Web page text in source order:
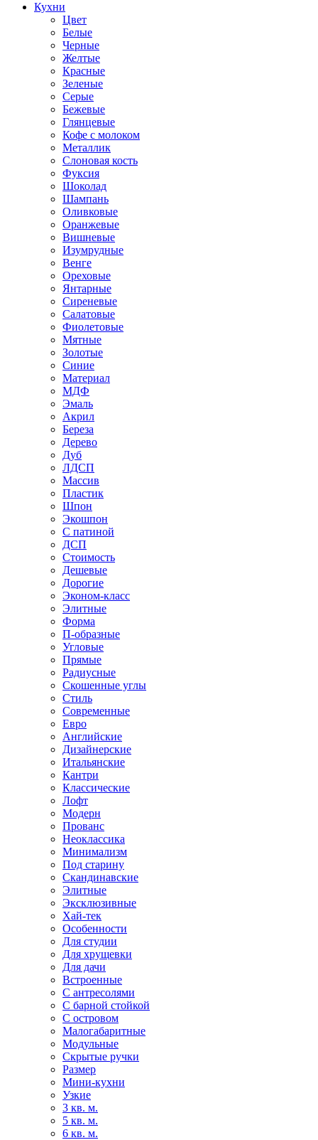
Кухни
Цвет
Белые
Черные
Желтые
Красные
Зеленые
Серые
Бежевые
Глянцевые
Кофе с молоком
Металлик
Слоновая кость
Фуксия
Шоколад
Шампань
Оливковые
Оранжевые
Вишневые
Изумрудные
Венге
Ореховые
Янтарные
Сиреневые
Салатовые
Фиолетовые
Мятные
Золотые
Синие
Материал
МДФ
Эмаль
Акрил
Береза
Дерево
Дуб
ЛДСП
Массив
Пластик
Шпон
Экошпон
С патиной
ДСП
Стоимость
Дешевые
Дорогие
Эконом-класс
Элитные
Форма
П-образные
Угловые
Прямые
Радиусные
Скошенные углы
Стиль
Современные
Евро
Английские
Дизайнерские
Итальянские
Кантри
Классические
Лофт
Модерн
Прованс
Неоклассика
Минимализм
Под старину
Скандинавские
Элитные
Эксклюзивные
Хай-тек
Особенности
Для студии
Для хрущевки
Для дачи
Встроенные
С антресолями
С барной стойкой
С островом
Малогабаритные
Модульные
Скрытые ручки
Размер
Мини-кухни
Узкие
3 кв. м.
5 кв. м.
6 кв. м.